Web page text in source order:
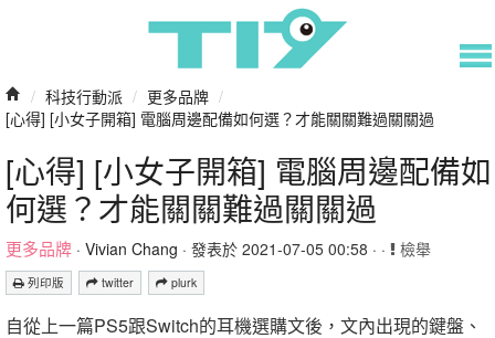
/ 科技行動派 / 更多品牌 /
[心得] [小女子開箱] 電腦周邊配備如何選？才能關關難過關關過
[心得] [小女子開箱] 電腦周邊配備如
何選？才能關關難過關關過
更多品牌 · Vivian Chang · 發表於 2021-07-05 00:58 · · 檢舉
列印版 twitter plurk
自從上一篇PS5跟Switch的耳機選購文後，文內出現的鍵盤、